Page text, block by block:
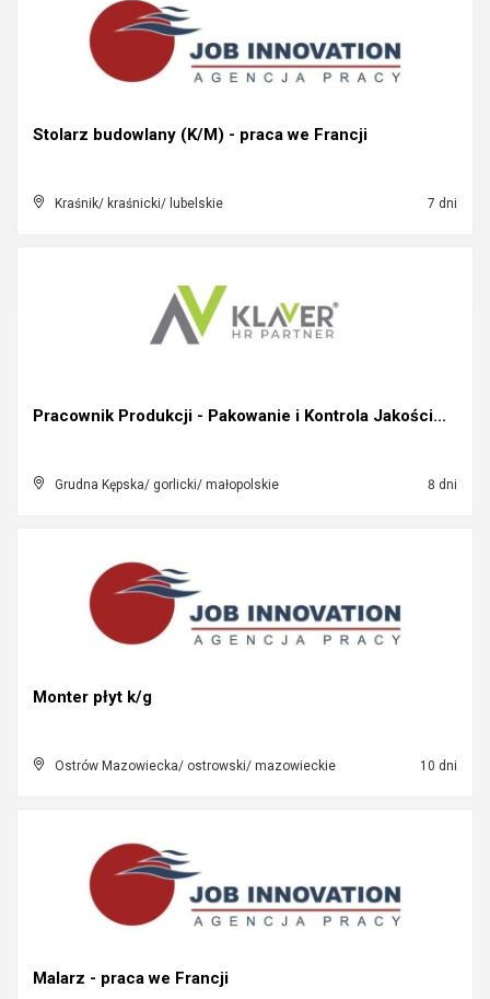
Stolarz budowlany (K/M) - praca we Francji
Kraśnik/ kraśnicki/ lubelskie 7 dni
Pracownik Produkcji - Pakowanie i Kontrola Jakości...
Grudna Kępska/ gorlicki/ małopolskie 8 dni
Monter płyt k/g
Ostrów Mazowiecka/ ostrowski/ mazowieckie 10 dni
Malarz - praca we Francji